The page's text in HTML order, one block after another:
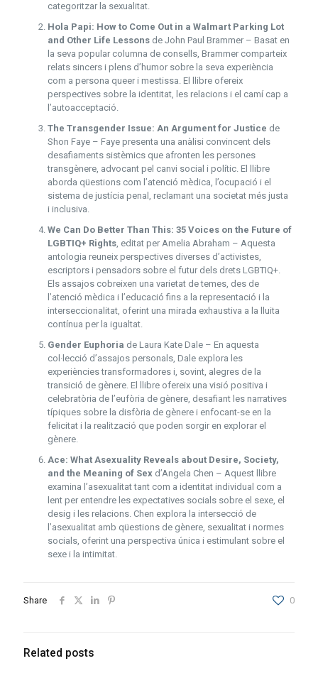
categoritzar la sexualitat.
Hola Papi: How to Come Out in a Walmart Parking Lot
and Other Life Lessonsde John Paul Brammer – Basat en
la seva popular columna de consells, Brammer comparteix
relats sincers i plens d’humor sobre la seva experiència
com a persona queer i mestissa. El llibre ofereix
perspectives sobre la identitat, les relacions i el camí cap a
l’autoacceptació.
The Transgender Issue: An Argument for Justice de
Shon Faye – Faye presenta una anàlisi convincent dels
desafiaments sistèmics que afronten les persones
transgènere, advocant pel canvi social i polític. El llibre
aborda qüestions com l’atenció mèdica, l’ocupació i el
sistema de justícia penal, reclamant una societat més justa
i inclusiva.
We Can Do Better Than This: 35 Voices on the Future of
LGBTIQ+ Rights, editat per Amelia Abraham – Aquesta
antologia reuneix perspectives diverses d’activistes,
escriptors i pensadors sobre el futur dels drets LGBTIQ+.
Els assajos cobreixen una varietat de temes, des de
l’atenció mèdica i l’educació fins a la representació i la
interseccionalitat, oferint una mirada exhaustiva a la lluita
contínua per la igualtat.
Gender Euphoria de Laura Kate Dale – En aquesta
col·lecció d’assajos personals, Dale explora les
experiències transformadores i, sovint, alegres de la
transició de gènere. El llibre ofereix una visió positiva i
celebratòria de l’eufòria de gènere, desafiant les narratives
típiques sobre la disfòria de gènere i enfocant-se en la
felicitat i la realització que poden sorgir en explorar el
gènere.
Ace: What Asexuality Reveals about Desire, Society,
and the Meaning of Sexd’Angela Chen – Aquest llibre
examina l’asexualitat tant com a identitat individual com a
lent per entendre les expectatives socials sobre el sexe, el
desig i les relacions. Chen explora la intersecció de
l’asexualitat amb qüestions de gènere, sexualitat i normes
socials, oferint una perspectiva única i estimulant sobre el
sexe i la intimitat.
Share 0
Related posts